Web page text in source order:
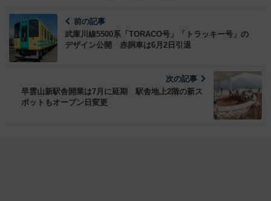
前の記事
武庫川線5500系「TORACO号」「トラッキー号」の
デザイン公開 赤胴車は6月2日引退
次の記事
早雲山新駅舎開業は7月に延期 駅舎地上2階の新ス
ポットもオープン日変更